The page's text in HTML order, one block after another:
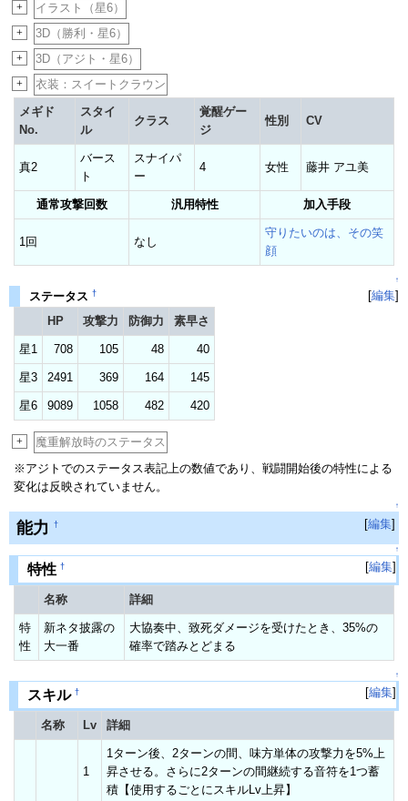
+ イラスト（星6）
+ 3D（勝利・星6）
+ 3D（アジト・星6）
+
衣装：スイートクラウン
メギド
No.
スタイ
ル
クラス
覚醒ゲー
ジ
性別 CV
真2
バース
ト
スナイパ
ー
4 女性 藤井 アユ美
通常攻撃回数 汎用特性 加入手段
1回 なし
守りたいのは、その笑
顔
↑
ステータス † [編集]
HP
攻撃力 防御力 素早さ
星1 708 105 48 40
星3 2491 369 164 145
星6 9089 1058 482 420
+
魔重解放時のステータス
※アジトでのステータス表記上の数値であり、戦闘開始後の特性による
変化は反映されていません。
↑
能力 † [編集]
↑
特性 † [編集]
名称 詳細
特
性
新ネタ披露の
大一番
大協奏中、致死ダメージを受けたとき、35%の
確率で踏みとどまる
↑
スキル † [編集]
名称 Lv 詳細
1
1ターン後、2ターンの間、味方単体の攻撃力を5%上
昇させる。さらに2ターンの間継続する音符を1つ蓄
積【使用するごとにスキルLv上昇】